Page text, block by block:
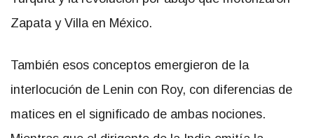
Zapata y Villa en México.
También esos conceptos emergieron de la
interlocución de Lenin con Roy, con diferencias de
matices en el significado de ambas nociones.